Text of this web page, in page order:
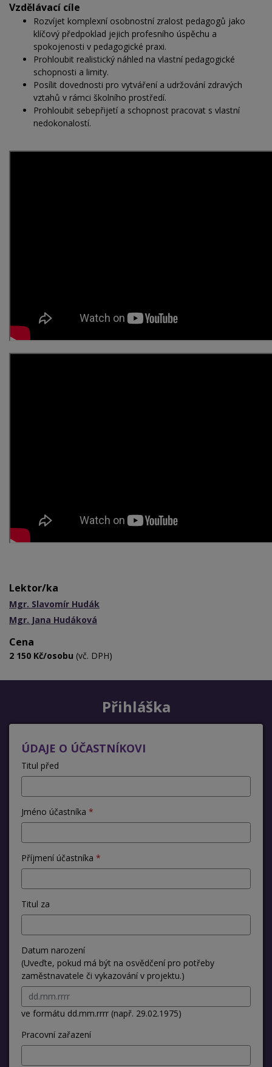
Vzdělávací cíle
Rozvíjet komplexní osobnostní zralost pedagogů jako
klíčový předpoklad jejich profesního úspěchu a
spokojenosti v pedagogické praxi.
Prohloubit realistický náhled na vlastní pedagogické
schopnosti a limity.
Posílit dovednosti pro vytváření a udržování zdravých
vztahů v rámci školního prostředí.
Prohloubit sebepřijetí a schopnost pracovat s vlastní
nedokonalostí.
Lektor/ka
Mgr. Slavomír Hudák
Mgr. Jana Hudáková
Cena
2 150 Kč/osobu (vč. DPH)
Přihláška
ÚDAJE O ÚČASTNÍKOVI
Titul před
Jméno účastníka
Příjmení účastníka
Titul za
Datum narození
(Uveďte, pokud má být na osvědčení pro potřeby
zaměstnavatele či vykazování v projektu.)
ve formátu dd.mm.rrrr (např. 29.02.1975)
Pracovní zařazení